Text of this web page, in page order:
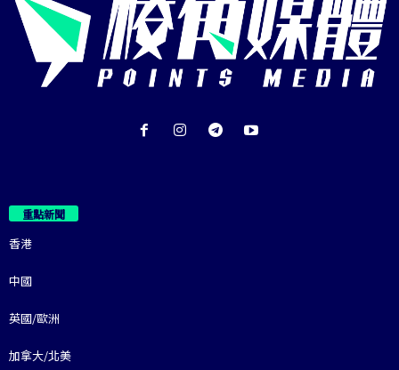
重點新聞
香港
中國
英國/歐洲
加拿大/北美